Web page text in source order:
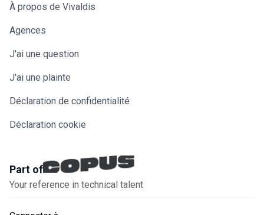
À propos de Vivaldis
Agences
J'ai une question
J'ai une plainte
Déclaration de confidentialité
Déclaration cookie
Part of
Your reference in technical talent